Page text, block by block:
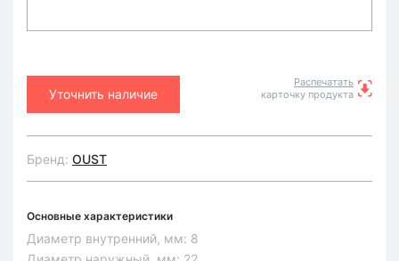
Уточнить наличие
Распечатать
карточку продукта
Бренд: OUST
Основные характеристики
Диаметр внутренний, мм: 8